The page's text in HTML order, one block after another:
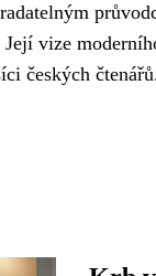
vize
českých